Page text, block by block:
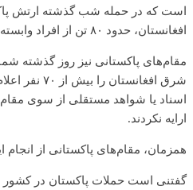
است که در حمله شب گذشته ارتش
افغانستان، حدود ۸۰ تن از افراد وابسته به تی‌تی‌پی جان باخته‌اند.
مقام‌های پاکستانی نیز روز گذشته
شرق
اسناد یا شواهد مستقلی از سوی
ارایه نکردند.
همزمان، مقام‌های پاکستانی از انجام
گفتنی است حملات پاکستان در کشور